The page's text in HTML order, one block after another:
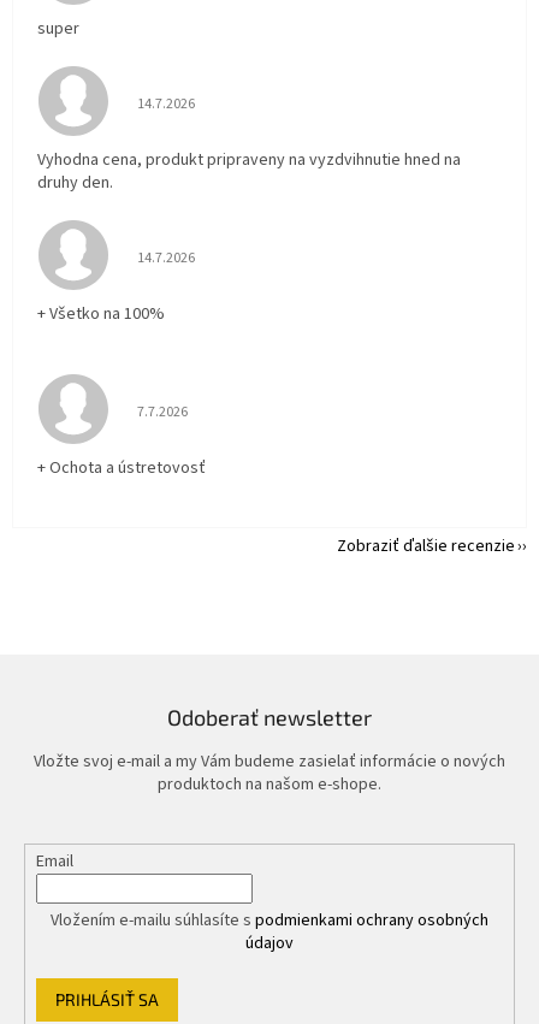
super
Hodnotenie obchodu je 5 z 5 hviezdičiek.
14.7.2026
Vyhodna cena, produkt pripraveny na vyzdvihnutie hned na
druhy den.
Hodnotenie obchodu je 5 z 5 hviezdičiek.
14.7.2026
+ Všetko na 100%
Hodnotenie obchodu je 5 z 5 hviezdičiek.
7.7.2026
+ Ochota a ústretovosť
Zobraziť ďalšie recenzie
Odoberať newsletter
Vložte svoj e-mail a my Vám budeme zasielať informácie o nových
produktoch na našom e-shope.
Email
Vložením e-mailu súhlasíte s podmienkami ochrany osobných
údajov
PRIHLÁSIŤ SA